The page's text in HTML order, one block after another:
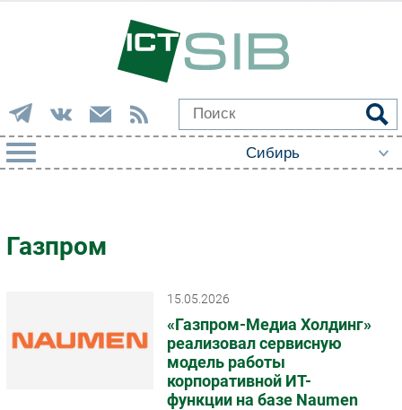
Импорто­замещение
Автоматизация Промышленности
Фиксированная связь
Газпром
15.05.2026
«Газпром-Медиа Холдинг»
реализовал сервисную
модель работы
корпоративной ИТ-
функции на базе Naumen